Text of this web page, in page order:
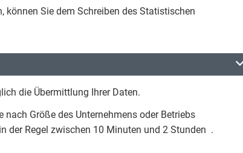
können Sie dem Schreiben des Statistischen
die Übermittlung Ihrer Daten.
Größe des Unternehmens oder Betriebs
der Regel zwischen 10 Minuten und 2 Stunden .